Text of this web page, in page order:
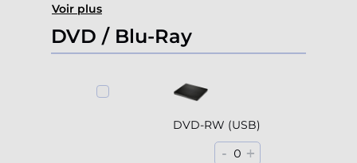
Voir plus
DVD / Blu-Ray
DVD-RW (USB)
- 0 +